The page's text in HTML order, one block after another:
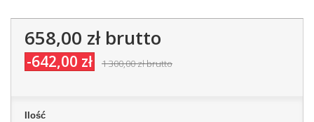
658,00 złbrutto
-642,00 zł 1 300,00 złbrutto
Ilość